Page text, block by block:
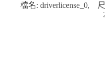
檔名: driverlicense_0,